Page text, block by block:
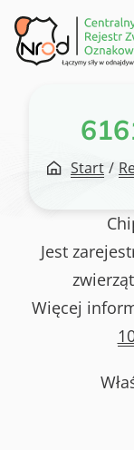
Przejdź
do
treści
Start /
Jest
Więcej